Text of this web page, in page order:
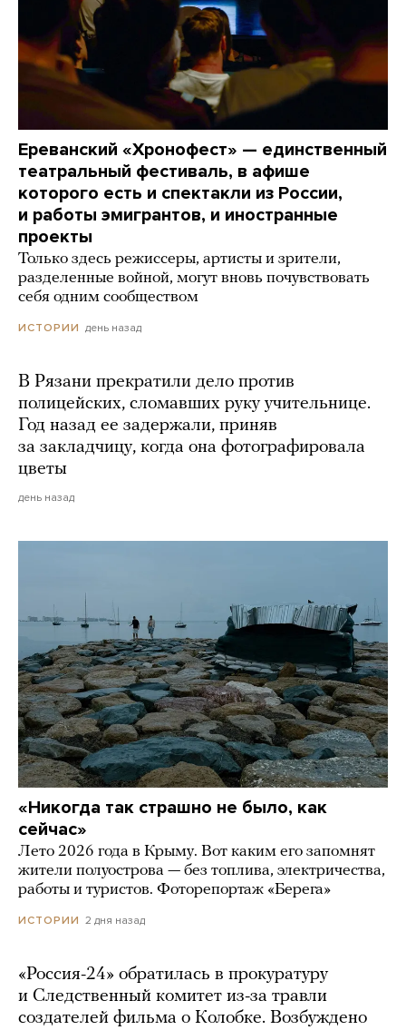
Ереванский «Хронофест» — единственный
театральный фестиваль, в афише
которого есть и спектакли из России,
и работы эмигрантов, и иностранные
проекты
Только здесь режиссеры, артисты и зрители,
разделенные войной, могут вновь почувствовать
себя одним сообществом
ИСТОРИИ день назад
В Рязани прекратили дело против
полицейских, сломавших руку учительнице.
Год назад ее задержали, приняв
за закладчицу, когда она фотографировала
цветы
день назад
«Никогда так страшно не было, как
сейчас»
Лето 2026 года в Крыму. Вот каким его запомнят
жители полуострова — без топлива, электричества,
работы и туристов. Фоторепортаж «Берега»
ИСТОРИИ 2 дня назад
«Россия-24» обратилась в прокуратуру
и Следственный комитет из-за травли
создателей фильма о Колобке. Возбуждено